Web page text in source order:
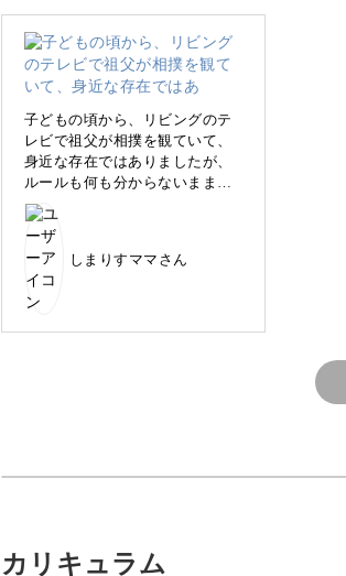
テレビでよく目にする大相撲。「馴
そんな風に感じたことはありませんか？
でも実は――少し“見方”を知るだけで
この講座では、難しい知識を詰め込
えします。
なんとなく見ていた相撲が、「今の
推し探しで、大相撲観戦の入
子どもの頃から、リビングのテ
レビで祖父が相撲を観ていて、
身近な存在ではありましたが、
ルールも何も分からないままで
した。
今回、こちらの講座を受講し
て、まず「推し力士」を見つけ
ることから始めて良い、という
ことを教えていただき、一気に
敷居が低くなりました！春場所
は終わってしまっていたので、
す。ありがとうございました！
しまりすママさん
カリキュラム